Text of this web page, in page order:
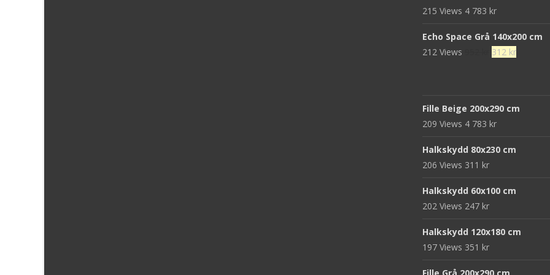
215 Views 4 783 kr
Echo Space Grå 140x200 cm
212 Views
Det
952 kr.
312 krDet
312 kr.
Fille Beige 200x290 cm
209 Views 4 783 kr
Halkskydd 80x230 cm
206 Views 311 kr
Halkskydd 60x100 cm
202 Views 247 kr
Halkskydd 120x180 cm
197 Views 351 kr
Fille Grå 200x290 cm